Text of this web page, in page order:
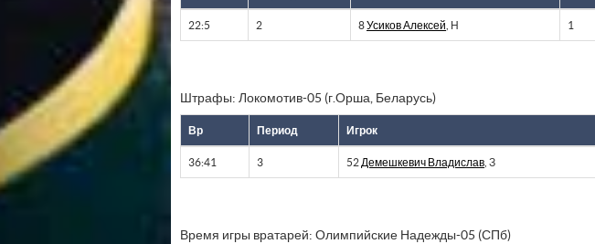
22:5 2 8Усиков Алексей , Н 1
Штрафы: Локомотив-05 (г.Орша, Беларусь)
Вр Период Игрок
36:41 3 52 Демешкевич Владислав , З
Время игры вратарей: Олимпийские Надежды-05 (СПб)